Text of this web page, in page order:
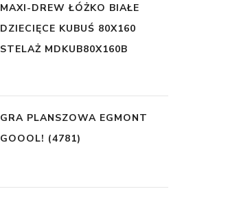
MAXI-DREW ŁÓŻKO BIAŁE
DZIECIĘCE KUBUŚ 80X160
STELAŻ MDKUB80X160B
GRA PLANSZOWA EGMONT
GOOOL! (4781)